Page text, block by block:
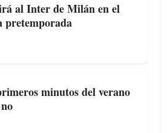
al Inter de Milán en el
pretemporada
minutos del verano